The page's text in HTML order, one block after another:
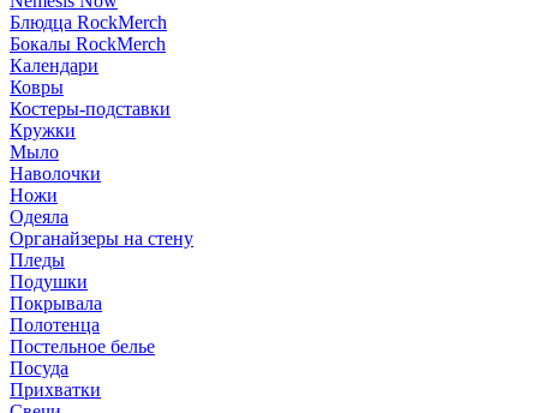
Блюдца RockMerch
Бокалы RockMerch
Календари
Ковры
Костеры-подставки
Кружки
Мыло
Наволочки
Ножи
Одеяла
Органайзеры на стену
Пледы
Подушки
Покрывала
Полотенца
Постельное белье
Посуда
Прихватки